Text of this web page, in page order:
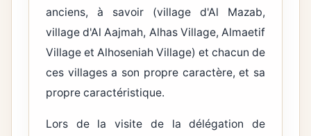
anciens, à savoir (village d'Al Mazab,
village d'Al Aajmah, Alhas Village, Almaetif
Village et Alhoseniah Village) et chacun de
ces villages a son propre caractère, et sa
propre caractéristique.
Lors de la visite de la délégation de